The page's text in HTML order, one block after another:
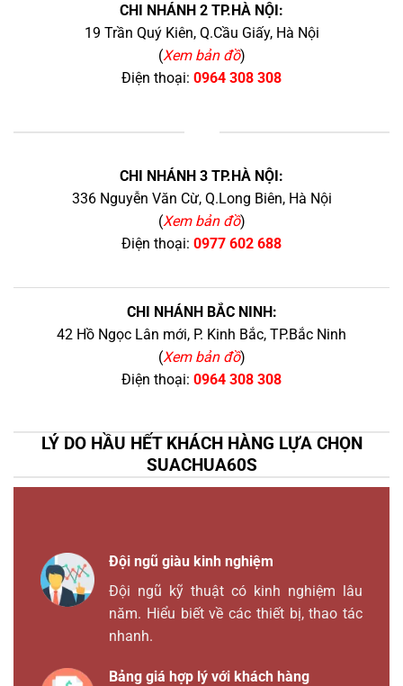
CHI NHÁNH 2 TP.HÀ NỘI:
19 Trần Quý Kiên, Q.Cầu Giấy, Hà Nội
(Xem bản đồ)
Điện thoại: 0964 308 308
CHI NHÁNH 3 TP.HÀ NỘI:
336 Nguyễn Văn Cừ, Q.Long Biên, Hà Nội
(Xem bản đồ)
Điện thoại: 0977 602 688
CHI NHÁNH BẮC NINH:
42 Hồ Ngọc Lân mới, P. Kinh Bắc, TP.Bắc Ninh
(Xem bản đồ)
Điện thoại: 0964 308 308
LÝ DO HẦU HẾT KHÁCH HÀNG LỰA CHỌN
SUACHUA60S
Đội ngũ giàu kinh nghiệm
Đội ngũ kỹ thuật có kinh nghiệm lâu
năm. Hiểu biết về các thiết bị, thao tác
nhanh.
Bảng giá hợp lý với khách hàng